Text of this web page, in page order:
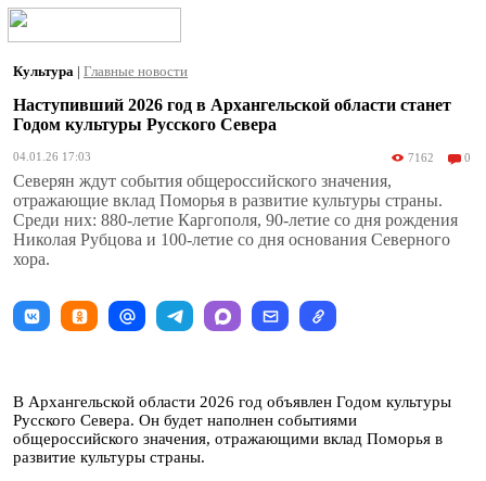
Культура | Главные новости
Наступивший 2026 год в Архангельской области станет
Годом культуры Русского Севера
04.01.26 17:03 7162 0
Северян ждут события общероссийского значения,
отражающие вклад Поморья в развитие культуры страны.
Среди них: 880-летие Каргополя, 90-летие со дня рождения
Николая Рубцова и 100-летие со дня основания Северного
хора.
В Архангельской области 2026 год объявлен Годом культуры
Русского Севера. Он будет наполнен событиями
общероссийского значения, отражающими вклад Поморья в
развитие культуры страны.